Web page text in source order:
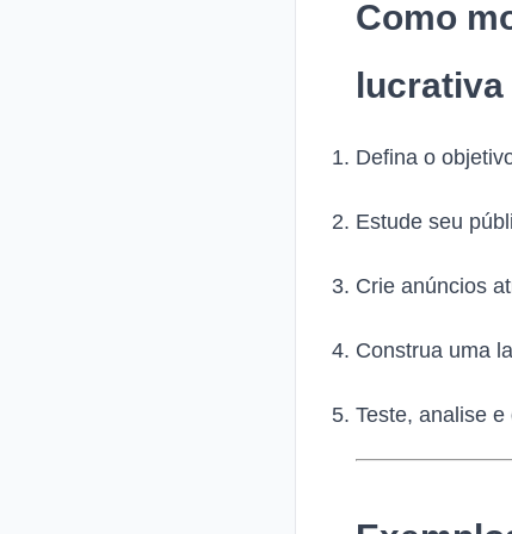
Como
lucrativa
Defina o
Estude seu
Crie anúncios
Construa uma
Teste, analise